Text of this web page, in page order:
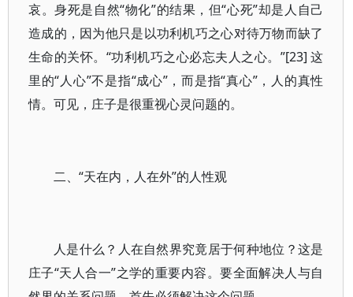
哀。身死是自然“物化”的结果，但“心死”却是人自己
造成的，因为他只是以功利机巧之心对待万物而缺了
生命的关怀。“功利机巧之心必忘夫人之心。”[23] 这
里的“人心”不是指“成心”，而是指“真心”，人的真性
情。可见，庄子是很重视心灵问题的。
二、“天在内，人在外”的人性观
人是什么？人在自然界究竟居于何种地位？这是
庄子“天人合一”之学的重要内容。要全面解决人与自